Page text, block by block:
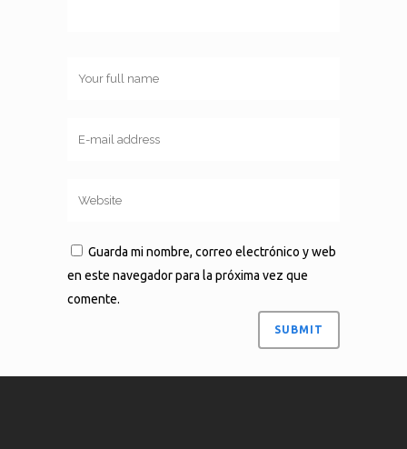
Guarda mi nombre, correo electrónico y web
en este navegador para la próxima vez que
comente.